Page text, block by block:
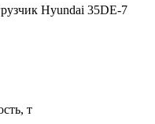
Hyundai 35DE-7
т